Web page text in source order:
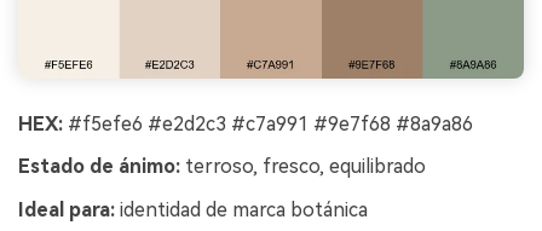
HEX: #f5efe6 #e2d2c3 #c7a991 #9e7f68 #8a9a86
Estado de ánimo: terroso, fresco, equilibrado
Ideal para: identidad de marca botánica